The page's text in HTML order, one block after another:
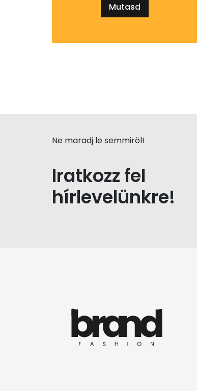
Mutasd
Ne maradj le semmiröl!
Iratkozz fel
hírlevelünkre!